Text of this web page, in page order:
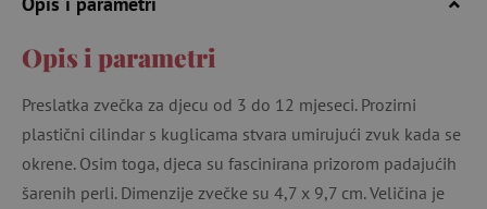
Opis i parametri
Preslatka zvečka za djecu od 3 do 12 mjeseci. Prozirni
plastični cilindar s kuglicama stvara umirujući zvuk kada se
okrene. Osim toga, djeca su fascinirana prizorom padajućih
šarenih perli. Dimenzije zvečke su 4,7 x 9,7 cm. Veličina je